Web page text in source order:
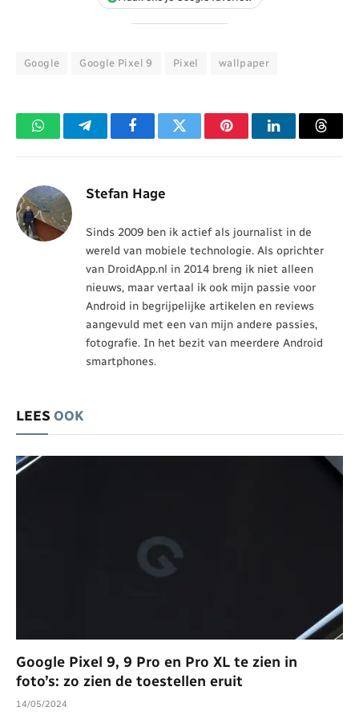
Google Google Pixel 9 Pixel wallpaper
WhatsAppTelegramFacebookTwitter PinterestLinkedIn
Stefan Hage
Sinds 2009 ben ik actief als journalist in de
wereld van mobiele technologie. Als oprichter
van DroidApp.nl in 2014 breng ik niet alleen
nieuws, maar vertaal ik ook mijn passie voor
Android in begrijpelijke artikelen en reviews
aangevuld met een van mijn andere passies,
fotografie. In het bezit van meerdere Android
smartphones.
LEES OOK
Google Pixel 9, 9 Pro en Pro XL te zien in
foto’s: zo zien de toestellen eruit
14/05/2024